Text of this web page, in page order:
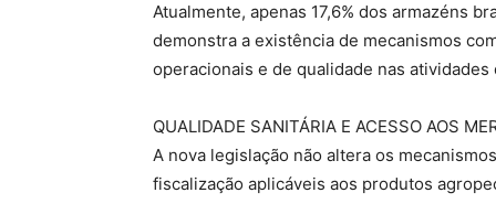
Atualmente, apenas 17,6% dos armazéns
demonstra a existência de mecanismos
operacionais e de qualidade nas atividades
QUALIDADE SANITÁRIA E ACESSO AOS
A nova legislação não altera os
fiscalização aplicáveis aos produtos